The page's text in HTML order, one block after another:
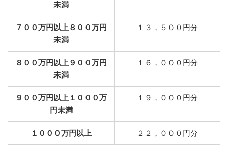
未満
７００万円以上８００万円
未満
１３，５００円分
８００万円以上９００万円
未満
１６，０００円分
９００万円以上１０００万
円未満
１９，０００円分
１０００万円以上 ２２，０００円分